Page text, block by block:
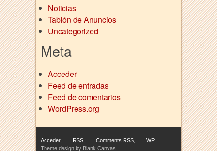
c
a
t
c
e
s
s
i
e
s
w
Noticias
Tablón de Anuncios
Uncategorized
Meta
Acceder
Feed de entradas
Feed de comentarios
WordPress.org
luxurywatch.io
Acceder, RSS Comments RSS WP,
Theme design by Blank Canvas